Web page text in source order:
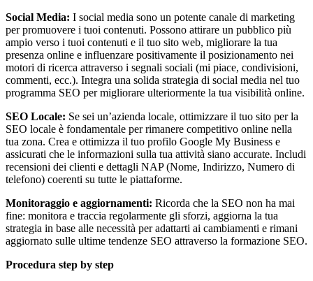
Social Media: I social media sono un potente canale di marketing
per promuovere i tuoi contenuti. Possono attirare un pubblico più
ampio verso i tuoi contenuti e il tuo sito web, migliorare la tua
presenza online e influenzare positivamente il posizionamento nei
motori di ricerca attraverso i segnali sociali (mi piace, condivisioni,
commenti, ecc.). Integra una solida strategia di social media nel tuo
programma SEO per migliorare ulteriormente la tua visibilità online.
SEO Locale: Se sei un’azienda locale, ottimizzare il tuo sito per la
SEO locale è fondamentale per rimanere competitivo online nella
tua zona. Crea e ottimizza il tuo profilo Google My Business e
assicurati che le informazioni sulla tua attività siano accurate. Includi
recensioni dei clienti e dettagli NAP (Nome, Indirizzo, Numero di
telefono) coerenti su tutte le piattaforme.
Monitoraggio e aggiornamenti: Ricorda che la SEO non ha mai
fine: monitora e traccia regolarmente gli sforzi, aggiorna la tua
strategia in base alle necessità per adattarti ai cambiamenti e rimani
aggiornato sulle ultime tendenze SEO attraverso la formazione SEO.
Procedura step by step